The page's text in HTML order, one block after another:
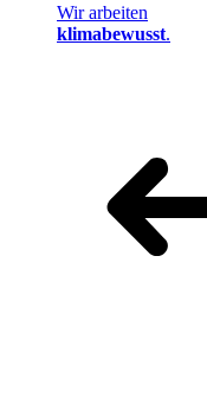
Wir arbeiten
klimabewusst.